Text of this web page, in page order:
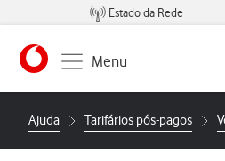
Estado da Rede
https://www.vodafone.pt
Menu
Ajuda Tarifários pós-pagos